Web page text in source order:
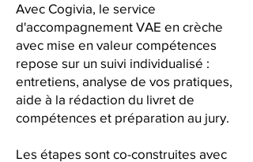
Avec Cogivia, le service
d'accompagnement VAE en crèche
avec mise en valeur compétences
repose sur un suivi individualisé :
entretiens, analyse de vos pratiques,
aide à la rédaction du livret de
compétences et préparation au jury.
Les étapes sont co-construites avec